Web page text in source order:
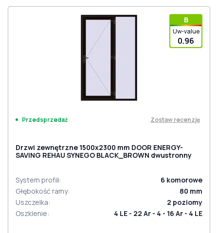
В
Uw-value
0.96
Przedsprzedaż Zostaw recenzję
Drzwi zewnętrzne 1500x2300 mm DOOR ENERGY-
SAVING REHAU SYNEGO BLACK_BROWN dwustronny
System profili: 6 komorowe
Głębokość ramy: 80 mm
Uszczelka: 2 poziomy
Oszklenie: 4 LE - 22 Ar - 4 - 16 Ar - 4 LE